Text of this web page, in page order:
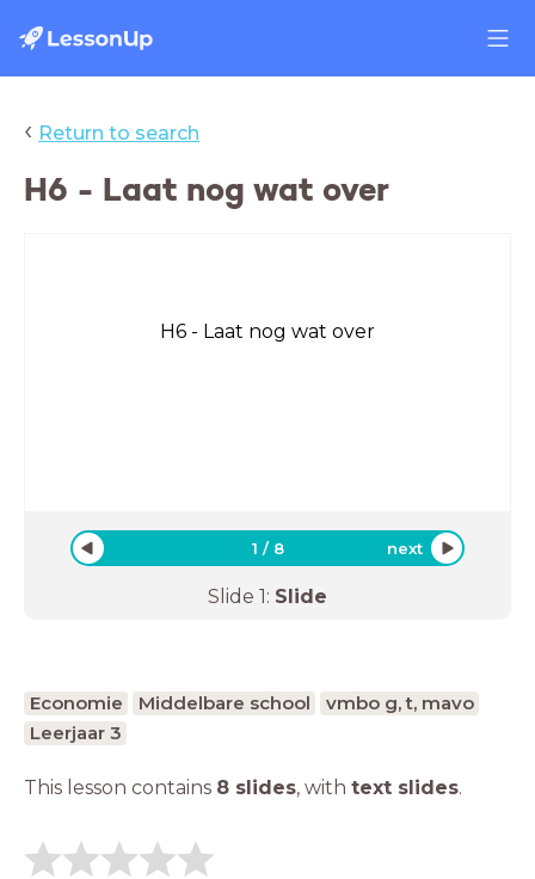
‹ Return to search
H6 - Laat nog wat over
H6 - Laat nog wat over
1 / 8 next
Slide 1: Slide
Economie Middelbare school
vmbo g, t, mavo
Leerjaar 3
This lesson contains 8 slides, with text slides.